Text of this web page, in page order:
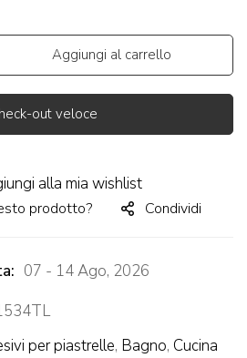
Aggiungi al carrello
out veloce
alla mia wishlist
prodotto? Condividi
07 - 14 Ago, 2026
per piastrelle, Bagno, Cucina